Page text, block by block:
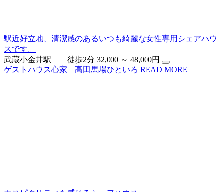
駅近好立地、清潔感のあるいつも綺麗な女性専用シェアハウ
スです。
武蔵小金井駅 徒歩2分 32,000 ～ 48,000円
ゲストハウス心家 高田馬場ひといろ READ MORE